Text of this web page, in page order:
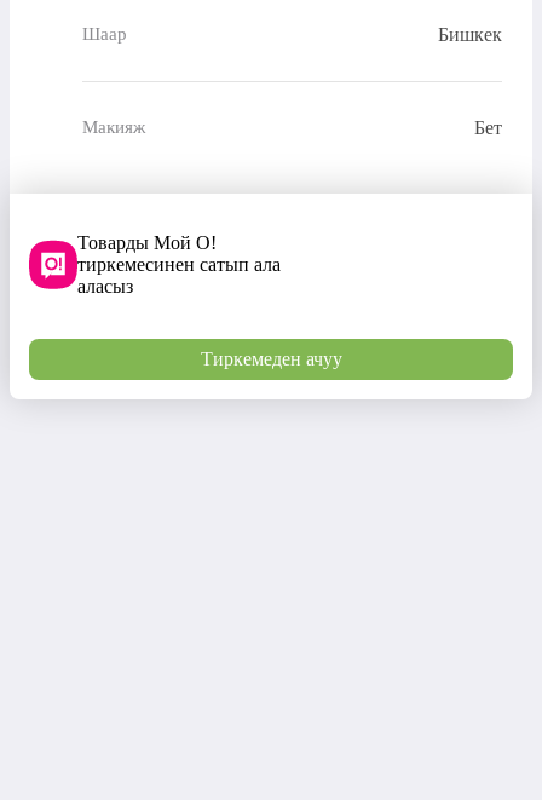
Шаар Бишкек
Макияж Бет
Товарды Мой О!
тиркемесинен сатып ала
аласыз
Тиркемеден ачуу